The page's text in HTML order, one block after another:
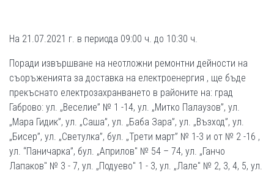
На 21.07.2021 г. в периода 09:00 ч. до 10:30 ч.
Поради извършване на неотложни ремонтни дейности на
съоръженията за доставка на електроенергия , ще бъде
прекъснато електрозахранването в районите на: град
Габрово: ул. „Веселие” № 1 -14, ул. „Митко Палаузов”, ул.
„Мара Гидик”, ул. „Саша”, ул. „Баба Зара”, ул. „Възход”, ул.
„Бисер”, ул. „Светулка”, бул. „Трети март” № 1-3 и от № 2 -16 ,
ул. “Паничарка”, бул. „Априлов" № 54 – 74, ул. „Ганчо
Лапаков" № 3 - 7, ул. „Подуево" 1 - 3, ул. „Лале" № 2, 3, 4, 5, ул.